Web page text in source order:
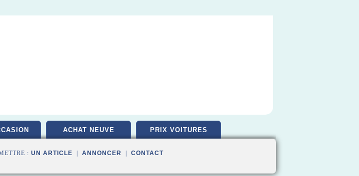
ACHAT NEUVE PRIX VOITURES
: UN ARTICLE ANNONCER CONTACT